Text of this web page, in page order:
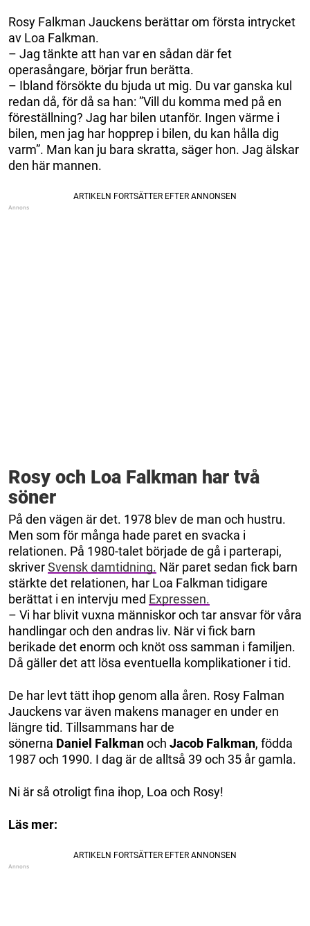
Rosy Falkman Jauckens berättar om första intrycket
av Loa Falkman.
– Jag tänkte att han var en sådan där fet
operasångare, börjar frun berätta.
– Ibland försökte du bjuda ut mig. Du var ganska kul
redan då, för då sa han: ”Vill du komma med på en
föreställning? Jag har bilen utanför. Ingen värme i
bilen, men jag har hopprep i bilen, du kan hålla dig
varm”. Man kan ju bara skratta, säger hon. Jag älskar
den här mannen.
Rosy och Loa Falkman har två
söner
På den vägen är det. 1978 blev de man och hustru.
Men som för många hade paret en svacka i
relationen. På 1980-talet började de gå i parterapi,
skriverSvensk damtidning. När paret sedan fick barn
stärkte det relationen, har Loa Falkman tidigare
berättat i en intervju med Expressen.
– Vi har blivit vuxna människor och tar ansvar för våra
handlingar och den andras liv. När vi fick barn
berikade det enorm och knöt oss samman i familjen.
Då gäller det att lösa eventuella komplikationer i tid.
De har levt tätt ihop genom alla åren. Rosy Falman
Jauckens var även makens manager en under en
längre tid. Tillsammans har de
sönerna Daniel Falkmanoch Jacob Falkman, födda
1987 och 1990. I dag är de alltså 39 och 35 år gamla.
Ni är så otroligt fina ihop, Loa och Rosy!
Läs mer: